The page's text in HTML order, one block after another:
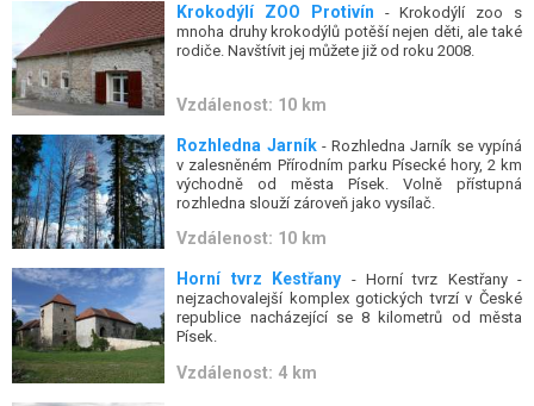
Krokodýlí ZOO Protivín - Krokodýlí zoo s
mnoha druhy krokodýlů potěší nejen děti, ale také
rodiče. Navštívit jej můžete již od roku 2008.
Vzdálenost: 10 km
Rozhledna Jarník- Rozhledna Jarník se vypíná
v zalesněném Přírodním parku Písecké hory, 2 km
východně od města Písek. Volně přístupná
rozhledna slouží zároveň jako vysílač.
Vzdálenost: 10 km
Horní tvrz Kestřany - Horní tvrz Kestřany -
nejzachovalejší komplex gotických tvrzí v České
republice nacházející se 8 kilometrů od města
Písek.
Vzdálenost: 4 km